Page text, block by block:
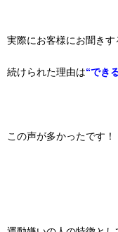
実際にお客様にお聞きす
続けられた理由は“でき
この声が多かったです！